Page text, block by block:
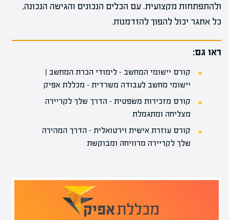
ולהתפתחות מקצועית. עם הכלים הנכונים והגישה הנכונה,
כל אתגר יכול להפוך להזדמנות.
ראו גם:
קורס יישומי המחשב – לימודי הכרת המחשב |
יישומי מחשב לעבודה משרדית – מכללת אפיק
קורס מזכירות משפטית – הדרך שלך לקריירה
מצליחה ומתגמלת
קורס עוזרת אישית וירטואלית – הדרך המהירה
שלך לקריירה מרוויחה ומבוקשת